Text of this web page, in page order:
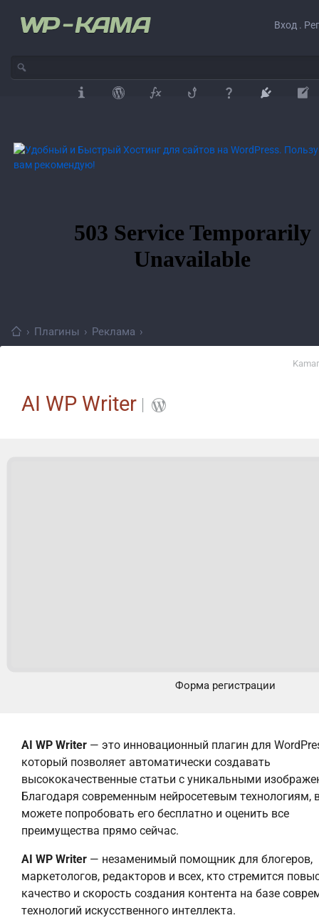
Вход .
› Плагины › Реклама ›
Kama
AI WP Writer
Форма регистрации
AI WP Writer — это инновационный плагин для
который позволяет автоматически создавать
высококачественные статьи с уникальными
Благодаря современным нейросетевым технологиям,
можете попробовать его бесплатно и оценить все
преимущества прямо сейчас.
AI WP Writer — незаменимый помощник для блогеров,
маркетологов, редакторов и всех, кто стремится
качество и скорость создания контента на базе
технологий искусственного интеллекта.